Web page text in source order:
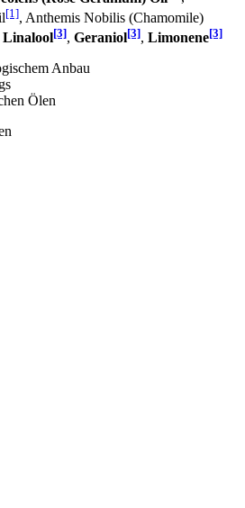
[1], Anthemis Nobilis (Chamomile)
Linalool[3], Geraniol[3], Limonene[3]
Anbau
Ölen